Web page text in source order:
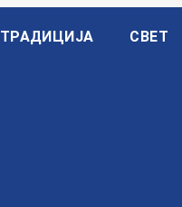
ТРАДИЦИЈА СВЕТ